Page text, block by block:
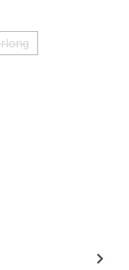
(Deze optie is momenteel
de